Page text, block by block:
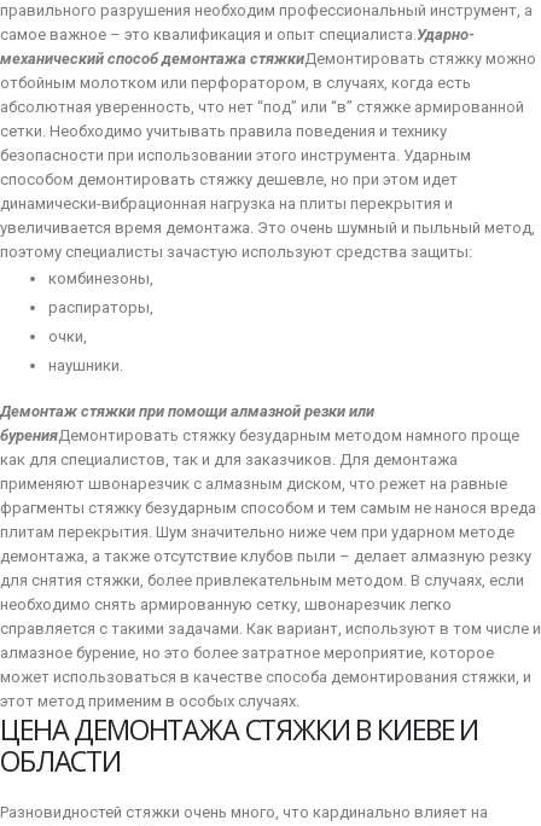
правильного разрушения необходим профессиональный инструмент, а
самое важное – это квалификация и опыт специалиста.Ударно-
механический способ демонтажа стяжкиДемонтировать стяжку можно
отбойным молотком или перфоратором, в случаях, когда есть
абсолютная уверенность, что нет “под” или “в” стяжке армированной
сетки. Необходимо учитывать правила поведения и технику
безопасности при использовании этого инструмента. Ударным
способом демонтировать стяжку дешевле, но при этом идет
динамически-вибрационная нагрузка на плиты перекрытия и
увеличивается время демонтажа. Это очень шумный и пыльный метод,
поэтому специалисты зачастую используют средства защиты:
комбинезоны,
распираторы,
очки,
наушники.
Демонтаж стяжки при помощи алмазной резки или
буренияДемонтировать стяжку безударным методом намного проще
как для специалистов, так и для заказчиков. Для демонтажа
применяют швонарезчик с алмазным диском, что режет на равные
фрагменты стяжку безударным способом и тем самым не нанося вреда
плитам перекрытия. Шум значительно ниже чем при ударном методе
демонтажа, а также отсутствие клубов пыли – делает алмазную резку
для снятия стяжки, более привлекательным методом. В случаях, если
необходимо снять армированную сетку, швонарезчик легко
справляется с такими задачами. Как вариант, используют в том числе и
алмазное бурение, но это более затратное мероприятие, которое
может использоваться в качестве способа демонтирования стяжки, и
этот метод применим в особых случаях.
ЦЕНА ДЕМОНТАЖА СТЯЖКИ В КИЕВЕ И
ОБЛАСТИ
Разновидностей стяжки очень много, что кардинально влияет на